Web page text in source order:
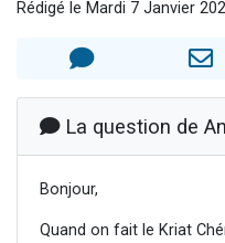
12
Rédigé le Mardi 7 Janvier
La question de
Bonjour,
Quand on fait le Kriat